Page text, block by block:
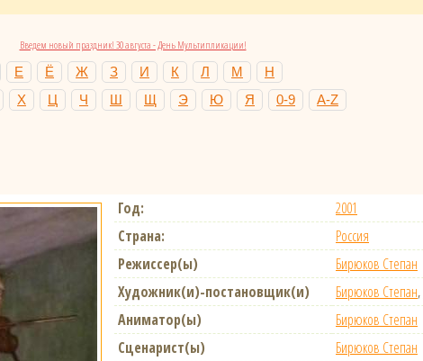
Введем новый праздник! 30 августа - День Мультипликации!
Е Ё Ж З И К Л М
Н
Х Ц Ч Ш Щ Э Ю Я 0-9 A-Z
Год:
2001
Страна:
Россия
Режиссер(ы)
Бирюков Степан
Художник(и)-постановщик(и)
Бирюков Степан,
Аниматор(ы)
Бирюков Степан
Сценарист(ы)
Бирюков Степан